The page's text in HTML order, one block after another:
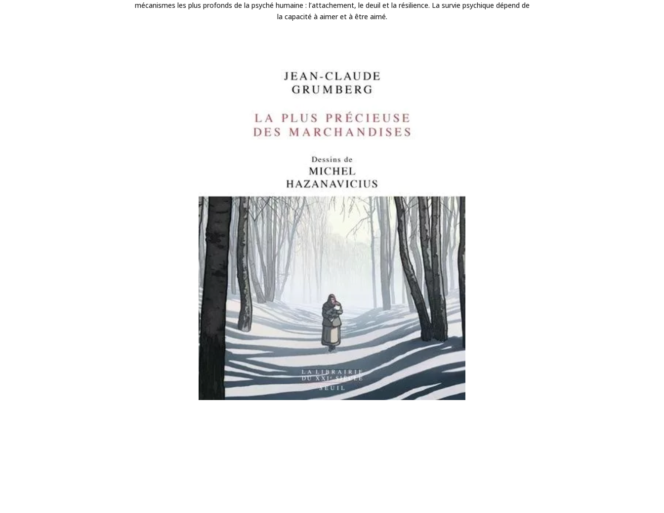
mécanismes les plus profonds de la psyché humaine : l’attachement, le deuil et la résilience. La survie psychique dépend de
la capacité à aimer et à être aimé.